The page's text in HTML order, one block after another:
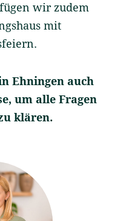
wir zudem
mit
Ehningen auch
um alle Fragen
klären.